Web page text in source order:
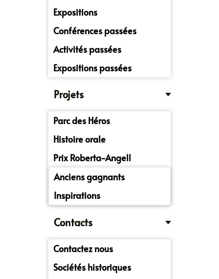
Expositions
Conférences passées
Activités passées
Expositions passées
Projets
Parc des Héros
Histoire orale
Prix Roberta-Angell
Anciens gagnants
Inspirations
Contacts
Contactez nous
Sociétés historiques